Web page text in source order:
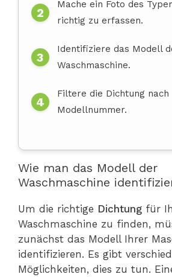
Mache ein Foto des
richtig zu erfassen.
Identifiziere das Modell
Waschmaschine.
Filtere die Dichtung nach
Modellnummer.
Wie man das Modell der
Waschmaschine
Um die richtige Dichtung für
Waschmaschine zu finden,
zunächst das Modell Ihrer
identifizieren. Es gibt
Möglichkeiten, dies zu tun.